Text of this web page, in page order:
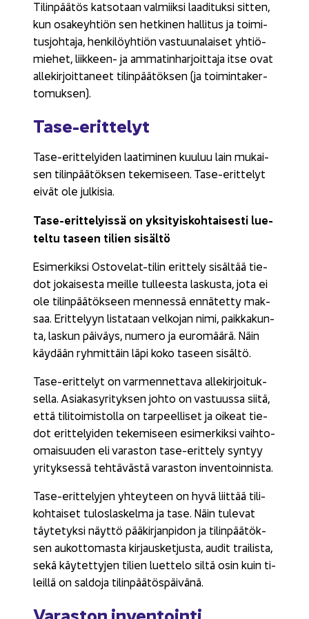
Ti­lin­pää­tös kat­so­taan val­miik­si laa­di­tuk­si sit­ten,
kun osa­keyh­tiön sen het­ki­nen hal­li­tus ja toi­mi­
tus­joh­ta­ja, hen­ki­löyh­tiön vas­tuu­na­lai­set yh­tiö­
mie­het, liikkeen-​ ja am­ma­tin­har­joit­ta­ja itse ovat
al­le­kir­joit­ta­neet ti­lin­pää­tök­sen (ja toi­min­ta­ker­
to­muk­sen).
Tase-​erittelyt
Tase-​erittelyiden laa­ti­mi­nen kuu­luu lain mu­kai­
sen ti­lin­pää­tök­sen te­ke­mi­seen. Tase-​erittelyt
eivät ole jul­ki­sia.
Tase-​erittelyissä on yk­si­tyis­koh­tai­ses­ti lue­
tel­tu ta­seen ti­lien si­säl­tö
Esi­mer­kik­si Ostovelat-​tilin erit­te­ly si­säl­tää tie­
dot jo­kai­ses­ta meil­le tul­lees­ta las­kus­ta, jota ei
ole ti­lin­pää­tök­seen men­nes­sä en­nä­tet­ty mak­
saa. Erit­te­lyyn lis­ta­taan vel­ko­jan nimi, paik­ka­kun­
ta, las­kun päi­väys, nu­me­ro ja eu­ro­mää­rä. Näin
käy­dään ryh­mit­täin läpi koko ta­seen si­säl­tö.
Tase-​erittelyt on var­men­net­ta­va al­le­kir­joi­tuk­
sel­la. Asia­kas­yri­tyk­sen johto on vas­tuus­sa siitä,
että ti­li­toi­mis­tol­la on tar­peel­li­set ja oi­keat tie­
dot erit­te­lyi­den te­ke­mi­seen esi­mer­kik­si vaihto-​
omaisuuden eli va­ras­ton tase-​erittely syn­tyy
yri­tyk­ses­sä teh­tä­väs­tä va­ras­ton in­ven­toin­nis­ta.
Tase-​erittelyjen yh­tey­teen on hyvä liit­tää ti­li­
koh­tai­set tu­los­las­kel­ma ja tase. Näin tu­le­vat
täy­te­tyk­si näyt­tö pää­kir­jan­pi­don ja ti­lin­pää­tök­
sen au­kot­to­mas­ta kir­jaus­ket­jus­ta, audit trai­lis­ta,
sekä käy­tet­ty­jen ti­lien luet­te­lo siltä osin kuin ti­
leil­lä on sal­do­ja ti­lin­pää­tös­päi­vä­nä.